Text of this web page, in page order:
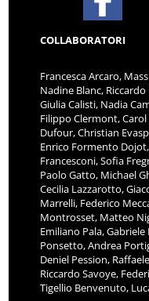
COLLABORATORI
Francesca Arcaro,
Nadine Blanc,
Giulia Calisti, Nadia
Filippo Clermont,
Dufour, Christian
Enrico Formento
Francesconi, Sofia
Paolo Gatto, Michael
Cecilia Lazzarotto,
Marrelli, Federico
Montrosset, Matteo
Emiliano Pala,
Ponsetto, Andrea
Deniel Pession,
Riccardo Savoye,
Tigellio Benvenuto,